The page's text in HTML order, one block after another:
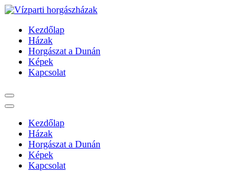
Ugrás
tartalomra
Vízparti horgászházak
Kezdőlap
Házak
Horgászat a Dunán
Képek
Kapcsolat
Kezdőlap
Házak
Horgászat a Dunán
Képek
Kapcsolat